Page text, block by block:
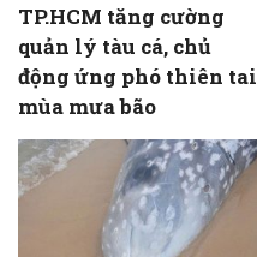
TP.HCM tăng cường
quản lý tàu cá, chủ
động ứng phó thiên tai
mùa mưa bão